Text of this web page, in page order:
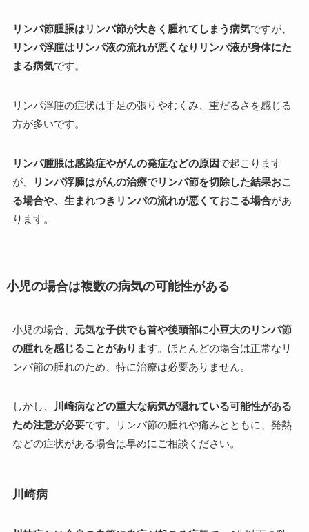
リンパ節腫脹はリンパ節が大きく腫れてしまう病気ですが、
リンパ浮腫はリンパ液の流れが悪くなりリンパ液が身体にた
まる病気です。
リンパ浮腫の症状は手足の張りやむくみ、重だるさを感じる
方が多いです。
リンパ腫脹は感染症やがんの発症などの原因で起こります
が、
リンパ浮腫はがんの治療でリンパ節を切除した結果おこ
る場合や、生まれつきリンパの流れが悪くておこる場合があ
ります。
小児の場合は複数の病気の可能性がある
小児の場合、 元気な子供でも首や後頭部に小豆大のリンパ節
の腫れを感じることがあります。ほとんどの場合は正常なリ
ンパ節の腫れのため、特に治療は必要ありません。
しかし、
川崎病などの重大な病気が隠れている可能性がある
ため注意が必要です。リンパ節の腫れや痛みとともに、発熱
などの症状がある場合は早めにご相談ください。
川崎病